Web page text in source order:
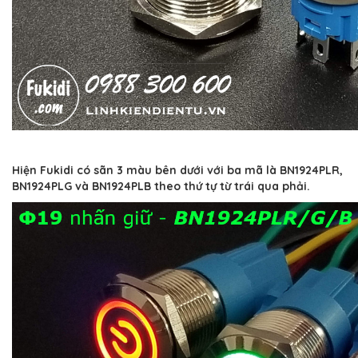
Hiện Fukidi có sãn 3 màu bên dưới với ba mã là BN1924PLR,
BN1924PLG và BN1924PLB theo thứ tự từ trái qua phải.